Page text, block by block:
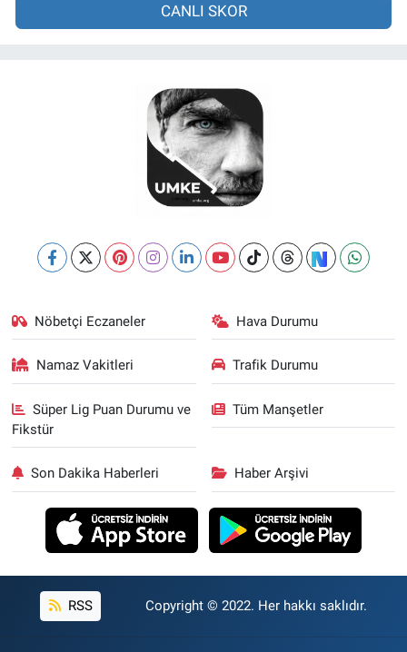
CANLI SKOR
Nöbetçi Eczaneler Hava Durumu
Namaz Vakitleri Trafik Durumu
Süper Lig Puan Durumu ve
Fikstür
Tüm Manşetler
Son Dakika Haberleri Haber Arşivi
RSS Copyright © 2022. Her hakkı saklıdır.